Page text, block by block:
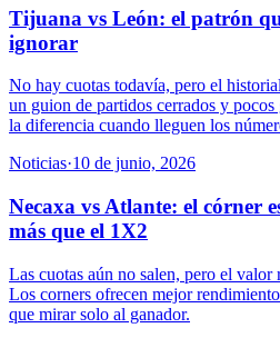
Tijuana vs León: el patrón
ignorar
No hay cuotas todavía, pero el
un guion de partidos cerrados y
la diferencia cuando lleguen los
Noticias·10 de junio, 2026
Necaxa vs Atlante: el córner
más que el 1X2
Las cuotas aún no salen, pero el valor
Los corners ofrecen mejor
que mirar solo al ganador.